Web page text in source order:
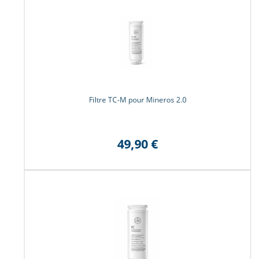
Filtre TC-M pour Mineros 2.0
49,90 €